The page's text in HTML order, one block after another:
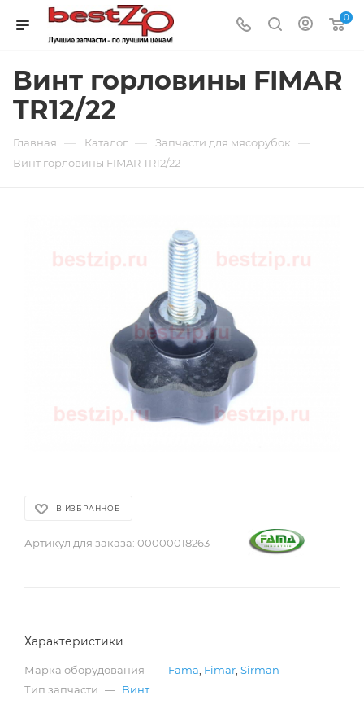
0
Винт горловины FIMAR
TR12/22
Главная — Каталог — Запчасти для мясорубок —
Винт горловины FIMAR TR12/22
В ИЗБРАННОЕ
Артикул для заказа: 00000018263
Характеристики
Марка оборудования — Fama Fimar Sirman
Тип запчасти — Винт